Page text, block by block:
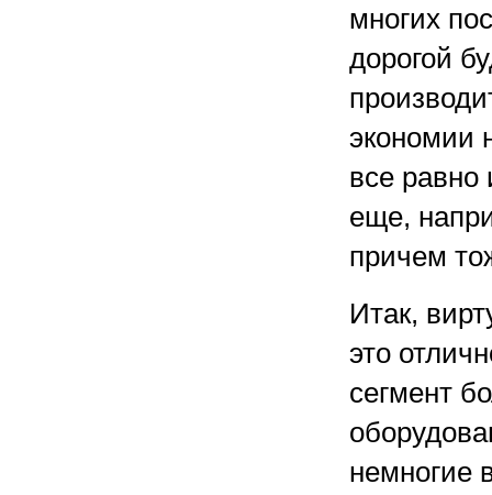
многих
дорогой
экономии
все равно
еще,
причем
Итак,
это
сегмент
немногие